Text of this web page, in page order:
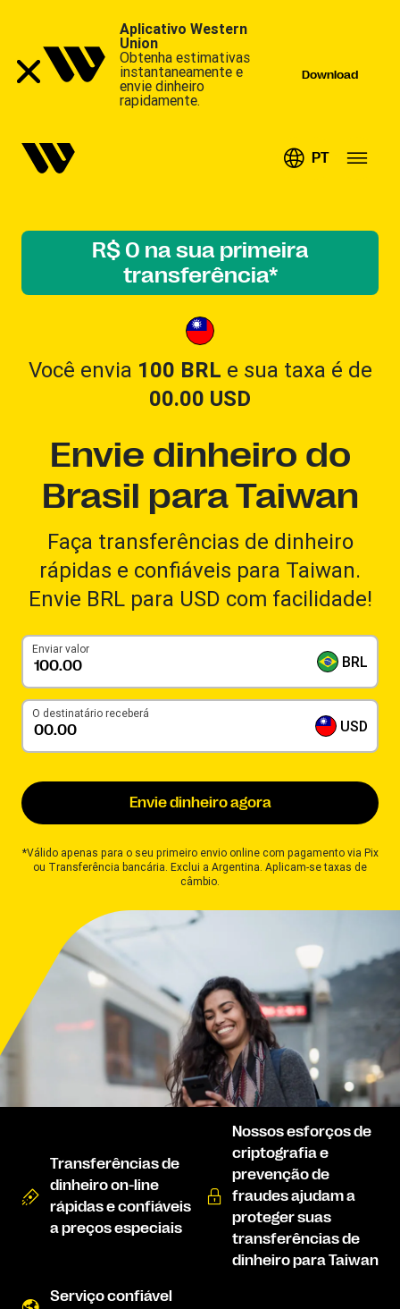
Aplicativo Western
Union
Obtenha estimativas
instantaneamente e
envie dinheiro
rapidamente.
Download
PT
R$ 0 na sua primeira
transferência*
Você envia 100 BRL e sua taxa é de
00.00 USD
Envie dinheiro do
Brasil para Taiwan
Faça transferências de dinheiro
rápidas e confiáveis para Taiwan.
Envie BRL para USD com facilidade!
Enviar valor
BRL
O destinatário receberá
USD
Envie dinheiro agora
*Válido apenas para o seu primeiro envio online com pagamento via Pix
ou Transferência bancária. Exclui a Argentina. Aplicam-se taxas de
câmbio.
Transferências de
dinheiro on-line
rápidas e confiáveis
a preços especiais
Nossos esforços de
criptografia e
prevenção de
fraudes ajudam a
proteger suas
transferências de
dinheiro para Taiwan
Serviço confiável